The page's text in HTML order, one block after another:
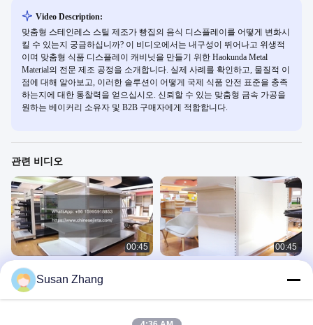
Video Description:
맞춤형 스테인레스 스틸 제조가 빵집의 음식 디스플레이를 어떻게 변화시
킬 수 있는지 궁금하십니까? 이 비디오에서는 내구성이 뛰어나고 위생적
이며 맞춤형 식품 디스플레이 캐비닛을 만들기 위한 Haokunda Metal
Material의 전문 제조 공정을 소개합니다. 실제 사례를 확인하고, 물질적 이
점에 대해 알아보고, 이러한 솔루션이 어떻게 국제 식품 안전 표준을 충족
하는지에 대한 통찰력을 얻으십시오. 신뢰할 수 있는 맞춤형 금속 가공을
원하는 베이커리 소유자 및 B2B 구매자에게 적합합니다.
관련 비디오
00:45
간편하게 주문 가능한 로지어 곤돌라
선반으로 매장 통로 길이를 자유롭게
설정하세요!
Company Video
00:45
Susan Zhang